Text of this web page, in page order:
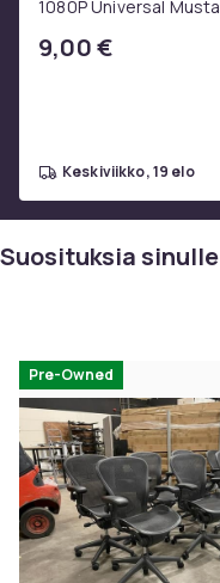
1080P Universal Musta
9,00 €
keskiviikko, 19 elo
Suosituksia sinulle
Pre-Owned